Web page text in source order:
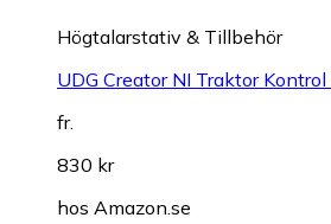
Högtalarstativ & Tillbehör
UDG Creator NI Traktor
fr.
830 kr
hos Amazon.se